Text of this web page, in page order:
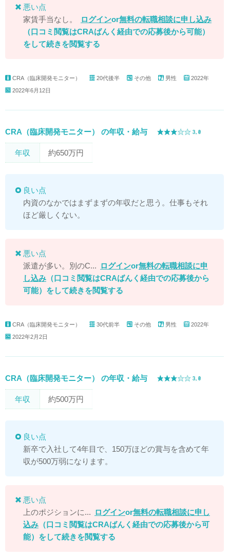
悪い点
家賃手当なし。
ログインor無料の転職相談に申し込み
（口コミ閲覧はCRAばんく経由での応募後から可能）
をして続きを閲覧する
CRA（臨床開発モニター） 20代後半 その他 男性
2022年
2022年6月12日
CRA（臨床開発モニター） の年収・給与
年収 約650万円
良い点
内資のなかではまずまずの年収だと思う。仕事もそれ
ほど厳しくない。
悪い点
派遣が多い。別のC... ログインor無料の転職相談に申
し込み （口コミ閲覧はCRAばんく経由での応募後から
可能） をして続きを閲覧する
CRA（臨床開発モニター） 30代前半 その他 男性
2022年
2022年2月2日
CRA（臨床開発モニター） の年収・給与
年収 約500万円
良い点
新卒で入社して4年目で、150万ほどの賞与を含めて年
収が500万弱になります。
悪い点
上のポジションに... ログインor無料の転職相談に申し
込み （口コミ閲覧はCRAばんく経由での応募後から可
能） をして続きを閲覧する